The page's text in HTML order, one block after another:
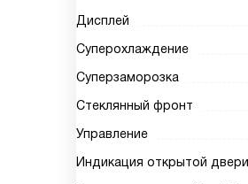
Дисплей
Суперохлаждение
Суперзаморозка
Стеклянный фронт
Управление
Индикация открытой двери